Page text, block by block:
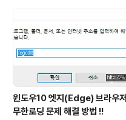
윈도우10 엣지(Edge) 브라우저
무한로딩 문제 해결 방법 !!